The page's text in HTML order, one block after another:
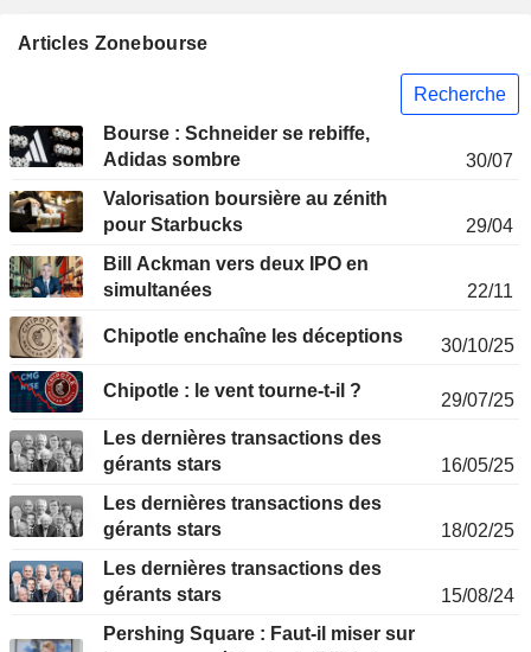
Articles Zonebourse
Recherche
Bourse : Schneider se rebiffe,
Adidas sombre
30/07
Valorisation boursière au zénith
pour Starbucks
29/04
Bill Ackman vers deux IPO en
simultanées
22/11
Chipotle enchaîne les déceptions 30/10/25
Chipotle : le vent tourne-t-il ?
29/07/25
Les dernières transactions des
gérants stars
16/05/25
Les dernières transactions des
gérants stars
18/02/25
Les dernières transactions des
gérants stars
15/08/24
Pershing Square : Faut-il miser sur